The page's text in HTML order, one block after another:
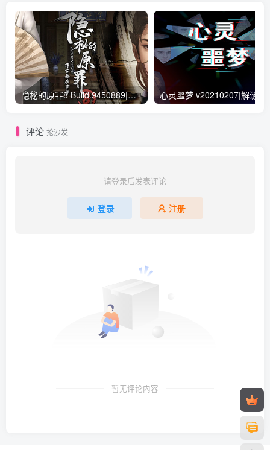
隐秘的原罪8 Build.9450889|解谜冒险|容量526MB|免安装绿色中文版
评论 抢沙发
请登录后发表评论
登录 注册
暂无评论内容